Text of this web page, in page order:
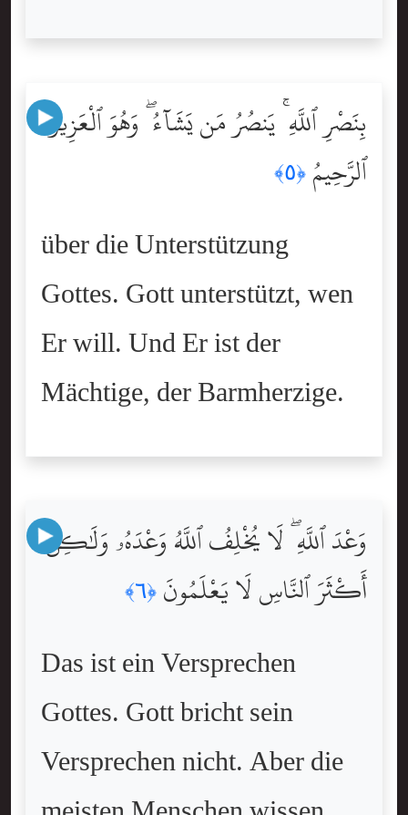
بِنَصْرِ ٱللَّهِ ۚ يَنصُرُ مَن يَشَآءُ ۖ وَهُوَ ٱلْعَزِيزُ
ٱلرَّحِيمُ ﴿٥﴾
über die Unterstützung
Gottes. Gott unterstützt, wen
Er will. Und Er ist der
Mächtige, der Barmherzige.
وَعْدَ ٱللَّهِ ۖ لَا يُخْلِفُ ٱللَّهُ وَعْدَهُۥ وَلَٰكِنَّ
أَكْثَرَ ٱلنَّاسِ لَا يَعْلَمُونَ ﴿٦﴾
Das ist ein Versprechen
Gottes. Gott bricht sein
Versprechen nicht. Aber die